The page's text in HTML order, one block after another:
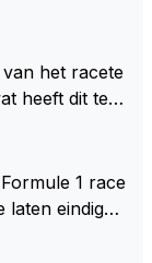
dit moment.
van de
waarbij de ma
hij
zien en he
van het racete
heeft dit te
Eerlijk
niet echt.1 race
eindigen